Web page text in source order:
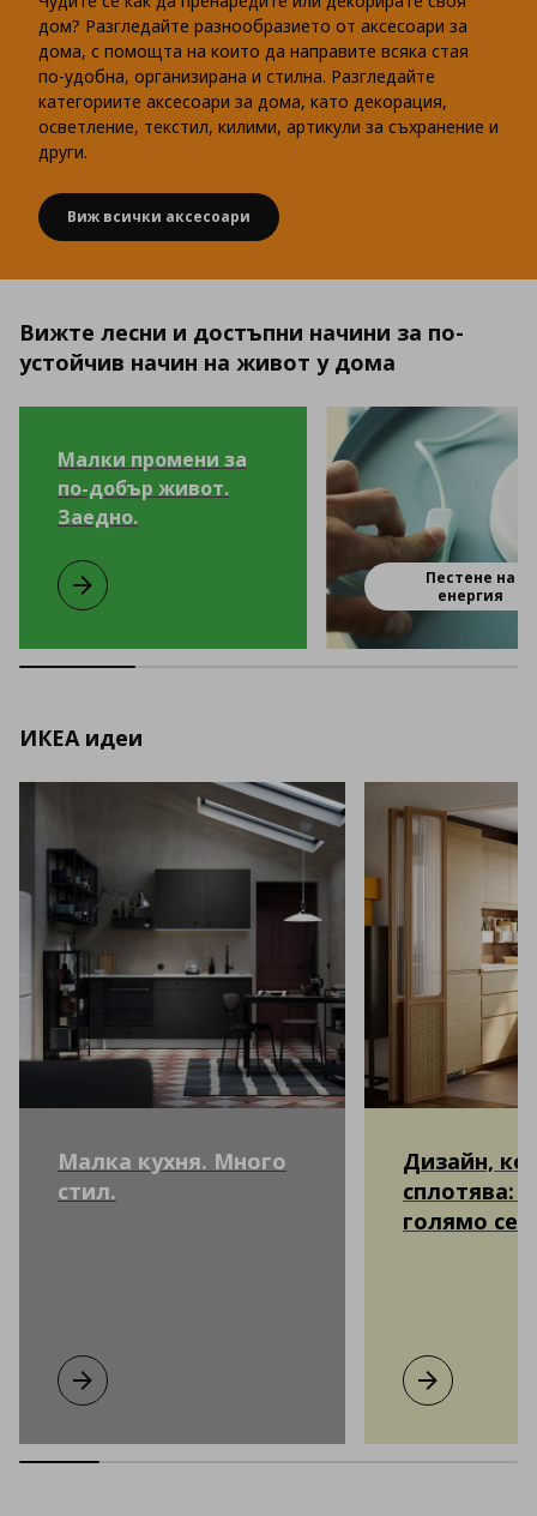
дом? Разгледайте разнообразието от аксесоари за
дома, с помощта на които да направите всяка стая
по-удобна, организирана и стилна. Разгледайте
категориите аксесоари за дома, като декорация,
осветление, текстил, килими, артикули за съхранение и
други.
Виж всички аксесоари
Вижте лесни и достъпни начини за по-
устойчив начин на живот у дома
Малки промени за
по-добър живот.
Заедно.
Малки промени за по-добър живот. Заедно.
Пестене на
енергия
ИКЕА идеи
Малка кухня. Много
стил.
Малка кухня. Много стил.
Виж повече
Дизайн,
сплотява:
голямо
Дизайн,
Виж повече